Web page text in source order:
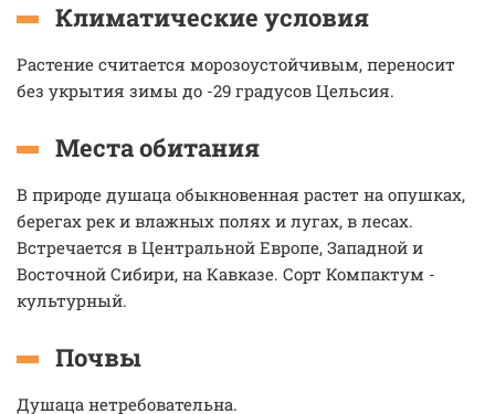
Климатические условия
Растение считается морозоустойчивым, переносит
без укрытия зимы до -29 градусов Цельсия.
Места обитания
В природе душаца обыкновенная растет на опушках,
берегах рек и влажных полях и лугах, в лесах.
Встречается в Центральной Европе, Западной и
Восточной Сибири, на Кавказе. Сорт Компактум -
культурный.
Почвы
Душаца нетребовательна.